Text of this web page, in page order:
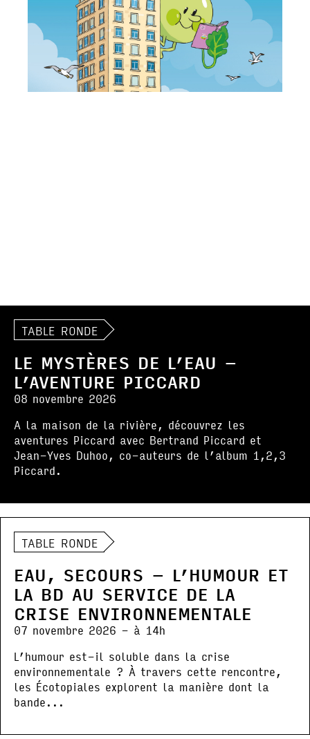
TABLE RONDE
LE MYSTÈRES DE L’EAU –
L’AVENTURE PICCARD
08 novembre 2026
A la maison de la rivière, découvrez les
aventures Piccard avec Bertrand Piccard et
Jean-Yves Duhoo, co-auteurs de l’album 1,2,3
Piccard.
TABLE RONDE
EAU, SECOURS – L’HUMOUR ET
LA BD AU SERVICE DE LA
CRISE ENVIRONNEMENTALE
07 novembre 2026 - à 14h
L’humour est-il soluble dans la crise
environnementale ? À travers cette rencontre,
les Écotopiales explorent la manière dont la
bande...